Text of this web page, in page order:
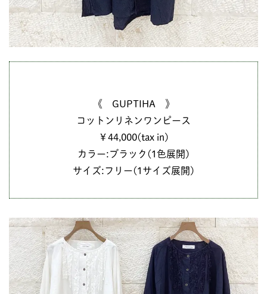
《 GUPTIHA 》
コットンリネンワンピース
￥44,000(tax in)
カラー:ブラック(1色展開)
サイズ:フリー(1サイズ展開)